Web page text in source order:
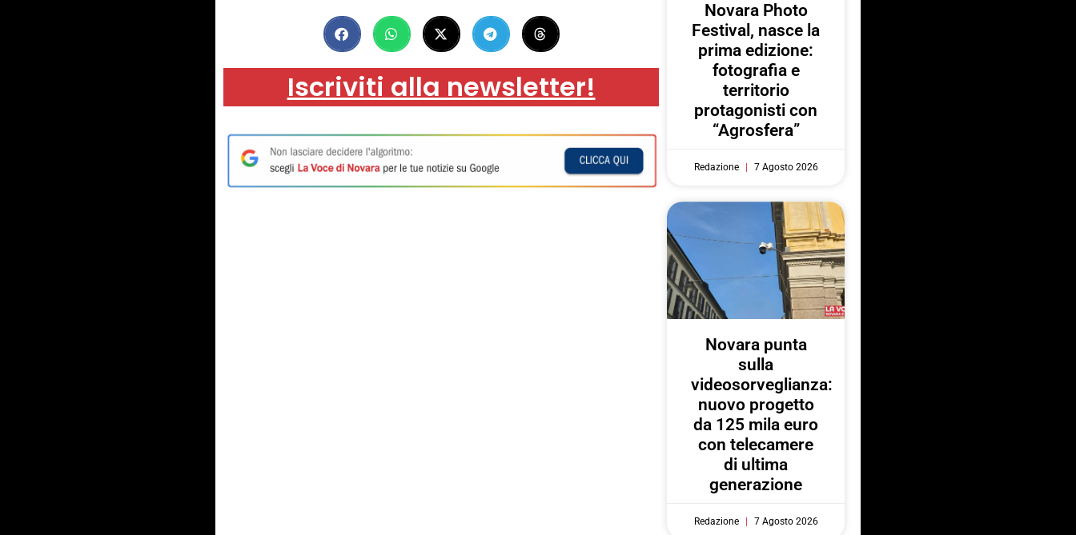
Iscriviti alla newsletter!
Novara Photo
Festival, nasce la
prima edizione:
fotografia e
territorio
protagonisti con
“Agrosfera”
Redazione 7 Agosto 2026
Novara punta
sulla
videosorveglianza:
nuovo progetto
da 125 mila euro
con telecamere
di ultima
generazione
Redazione 7 Agosto 2026